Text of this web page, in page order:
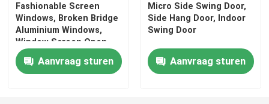
Fashionable Screen
Windows, Broken Bridge
Aluminium Windows,
Window Screen Open
Buiten Venster
Aanvraag sturen
Micro Side Swing Door,
Side Hang Door, Indoor
Swing Door
Aanvraag sturen